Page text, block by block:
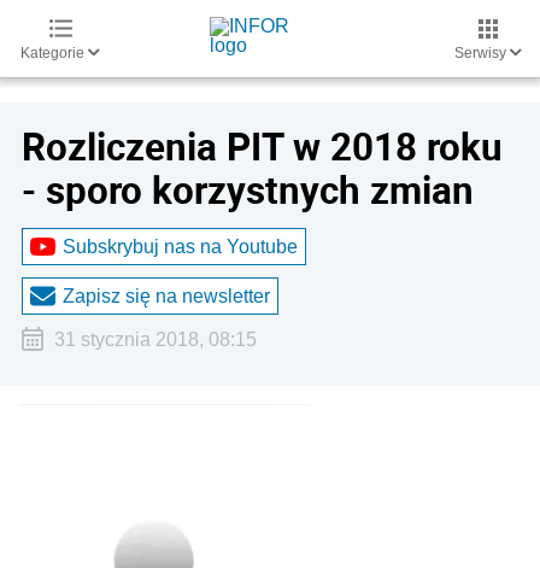
Kategorie Serwisy
Rozliczenia PIT w 2018 roku
- sporo korzystnych zmian
Subskrybuj nas na Youtube
Zapisz się na newsletter
31 stycznia 2018, 08:15